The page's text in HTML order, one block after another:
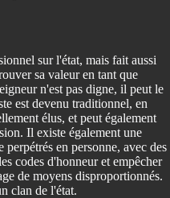
sur l'état, mais fait aussi
sa valeur en tant que
n'est pas digne, il peut le
est devenu traditionnel, en
élus, et peut également
Il existe également une
perpétrés en personne, avec des
codes d'honneur et empêcher
de moyens disproportionnés.
clan de l'état.